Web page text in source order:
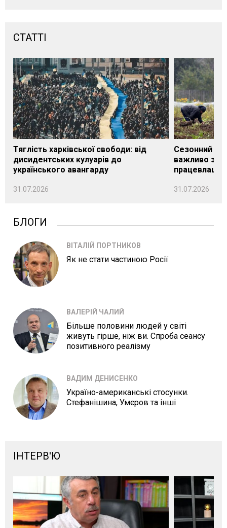
СТАТТІ
Тяглість харківської свободи: від
дисидентських кулуарів до
українського авангарду
31.07.2026
Сезонний
важливо
31.07.2026
БЛОГИ
ВІТАЛІЙ ПОРТНИКОВ
Як не стати частиною Росії
ВАЛЕРІЙ ЧАЛИЙ
Більше половини людей у світі
живуть гірше, ніж ви. Спроба сеансу
позитивного реалізму
ВАДИМ ДЕНИСЕНКО
Україно-американські стосунки.
Стефанішина, Умєров та інші
ІНТЕРВ'Ю